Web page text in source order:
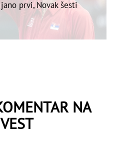
prvi, Novak šesti
NA
VEST